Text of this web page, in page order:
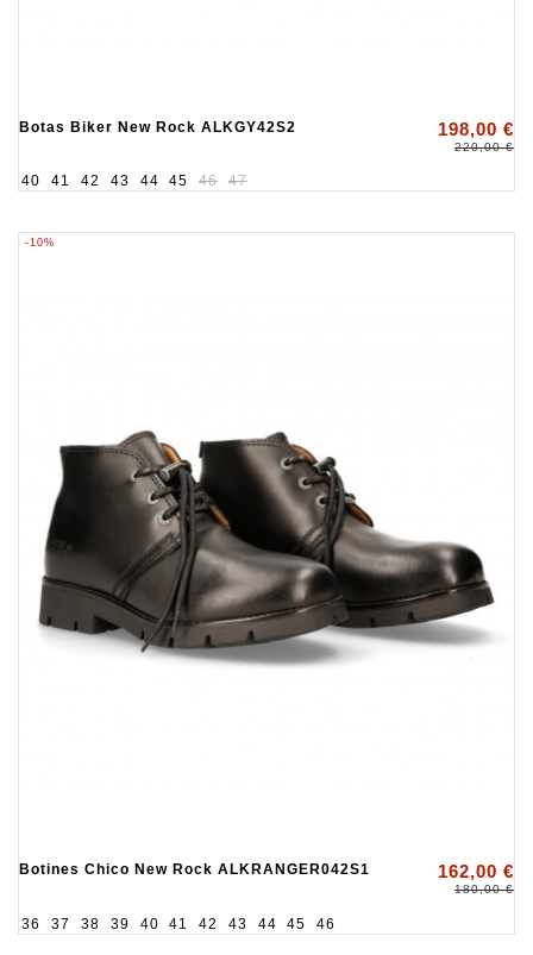
Botas Biker New Rock ALKGY42S2 198,00 €
220,00 €
40 41 42 43 44 45 46 47
-10%
Botines Chico New Rock ALKRANGER042S1 162,00 €
180,00 €
36 37 38 39 40 41 42 43 44 45 46